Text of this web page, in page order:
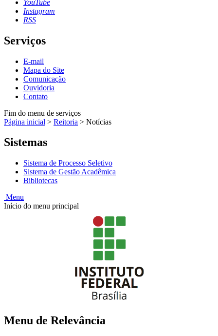
YouTube
Instagram
RSS
Serviços
E-mail
Mapa do Site
Comunicação
Ouvidoria
Contato
Fim do menu de serviços
Página inicial > Reitoria > Notícias
Sistemas
Sistema de Processo Seletivo
Sistema de Gestão Acadêmica
Bibliotecas
Menu
Início do menu principal
Menu de Relevância